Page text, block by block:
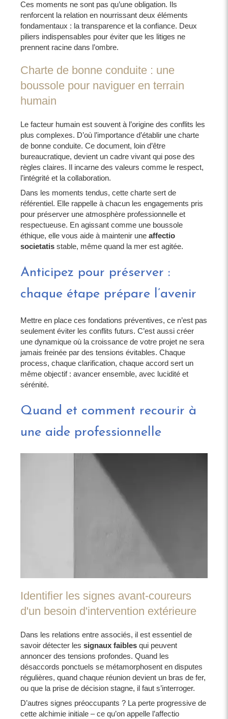
Ces moments ne sont pas qu’une obligation. Ils
renforcent la relation en nourrissant deux éléments
fondamentaux : la transparence et la confiance. Deux
piliers indispensables pour éviter que les litiges ne
prennent racine dans l’ombre.
Charte de bonne conduite : une
boussole pour naviguer en terrain
humain
Le facteur humain est souvent à l’origine des conflits les
plus complexes. D’où l’importance d’établir une charte
de bonne conduite. Ce document, loin d’être
bureaucratique, devient un cadre vivant qui pose des
règles claires. Il incarne des valeurs comme le respect,
l’intégrité et la collaboration.
Dans les moments tendus, cette charte sert de
référentiel. Elle rappelle à chacun les engagements pris
pour préserver une atmosphère professionnelle et
respectueuse. En agissant comme une boussole
éthique, elle vous aide à maintenir une affectio
societatis stable, même quand la mer est agitée.
Anticipez pour préserver :
chaque étape prépare l’avenir
Mettre en place ces fondations préventives, ce n’est pas
seulement éviter les conflits futurs. C’est aussi créer
une dynamique où la croissance de votre projet ne sera
jamais freinée par des tensions évitables. Chaque
process, chaque clarification, chaque accord sert un
même objectif : avancer ensemble, avec lucidité et
sérénité.
Quand et comment recourir à
une aide professionnelle
Identifier les signes avant-coureurs
d'un besoin d'intervention extérieure
Dans les relations entre associés, il est essentiel de
savoir détecter les signaux faibles qui peuvent
annoncer des tensions profondes. Quand les
désaccords ponctuels se métamorphosent en disputes
régulières, quand chaque réunion devient un bras de fer,
ou que la prise de décision stagne, il faut s’interroger.
D’autres signes préoccupants ? La perte progressive de
cette alchimie initiale – ce qu’on appelle l’affectio